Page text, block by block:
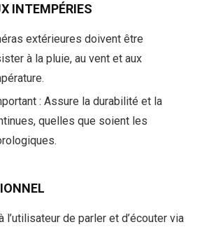
INTEMPÉRIES
extérieures doivent être
à la pluie, au vent et aux
: Assure la durabilité et la
quelles que soient les
l’utilisateur de parler et d’écouter via